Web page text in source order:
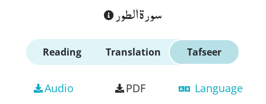
سورة الطور
Reading Translation Tafseer
Audio PDF Language